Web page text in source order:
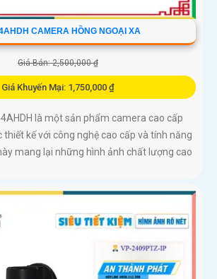
CAMERA HỒNG NGOẠI XA
Giá Bán: 2,500,000 ₫
Giá Khuyến Mại: 1,750,000 ₫
là một sản phẩm camera cao cấp
thiết kế với công nghệ cao cấp và tính năng
mang lại những hình ảnh chất lượng cao